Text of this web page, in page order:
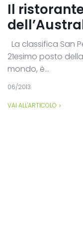
Il
La classifica San
21esimo posto
mondo, è...
06/2013
VAI ALL'ARTICOLO